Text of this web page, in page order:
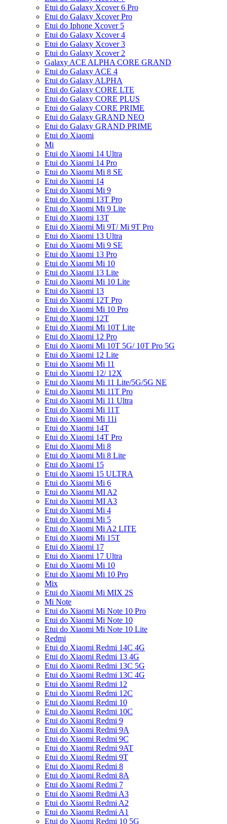
Etui do Galaxy Xcover 6 Pro
Etui do Galaxy Xcover Pro
Etui do Iphone Xcover 5
Etui do Galaxy Xcover 4
Etui do Galaxy Xcover 3
Etui do Galaxy Xcover 2
Galaxy ACE ALPHA CORE GRAND
Etui do Galaxy ACE 4
Etui do Galaxy ALPHA
Etui do Galaxy CORE LTE
Etui do Galaxy CORE PLUS
Etui do Galaxy CORE PRIME
Etui do Galaxy GRAND NEO
Etui do Galaxy GRAND PRIME
Etui do Xiaomi
Mi
Etui do Xiaomi 14 Ultra
Etui do Xiaomi 14 Pro
Etui do Xiaomi Mi 8 SE
Etui do Xiaomi 14
Etui do Xiaomi Mi 9
Etui do Xiaomi 13T Pro
Etui do Xiaomi Mi 9 Lite
Etui do Xiaomi 13T
Etui do Xiaomi Mi 9T/ Mi 9T Pro
Etui do Xiaomi 13 Ultra
Etui do Xiaomi Mi 9 SE
Etui do Xiaomi 13 Pro
Etui do Xiaomi Mi 10
Etui do Xiaomi 13 Lite
Etui do Xiaomi Mi 10 Lite
Etui do Xiaomi 13
Etui do Xiaomi 12T Pro
Etui do Xiaomi Mi 10 Pro
Etui do Xiaomi 12T
Etui do Xiaomi Mi 10T Lite
Etui do Xiaomi 12 Pro
Etui do Xiaomi Mi 10T 5G/ 10T Pro 5G
Etui do Xiaomi 12 Lite
Etui do Xiaomi Mi 11
Etui do Xiaomi 12/ 12X
Etui do Xiaomi Mi 11 Lite/5G/5G NE
Etui do Xiaomi Mi 11T Pro
Etui do Xiaomi Mi 11 Ultra
Etui do Xiaomi Mi 11T
Etui do Xiaomi Mi 11i
Etui do Xiaomi 14T
Etui do Xiaomi 14T Pro
Etui do Xiaomi Mi 8
Etui do Xiaomi Mi 8 Lite
Etui do Xiaomi 15
Etui do Xiaomi 15 ULTRA
Etui do Xiaomi Mi 6
Etui do Xiaomi MI A2
Etui do Xiaomi MI A3
Etui do Xiaomi Mi 4
Etui do Xiaomi Mi 5
Etui do Xiaomi Mi A2 LITE
Etui do Xiaomi Mi 15T
Etui do Xiaomi 17
Etui do Xiaomi 17 Ultra
Etui do Xiaomi Mi 10
Etui do Xiaomi Mi 10 Pro
Mix
Etui do Xiaomi Mi MIX 2S
Mi Note
Etui do Xiaomi Mi Note 10 Pro
Etui do Xiaomi Mi Note 10
Etui do Xiaomi Mi Note 10 Lite
Redmi
Etui do Xiaomi Redmi 14C 4G
Etui do Xiaomi Redmi 13 4G
Etui do Xiaomi Redmi 13C 5G
Etui do Xiaomi Redmi 13C 4G
Etui do Xiaomi Redmi 12
Etui do Xiaomi Redmi 12C
Etui do Xiaomi Redmi 10
Etui do Xiaomi Redmi 10C
Etui do Xiaomi Redmi 9
Etui do Xiaomi Redmi 9A
Etui do Xiaomi Redmi 9C
Etui do Xiaomi Redmi 9AT
Etui do Xiaomi Redmi 9T
Etui do Xiaomi Redmi 8
Etui do Xiaomi Redmi 8A
Etui do Xiaomi Redmi 7
Etui do Xiaomi Redmi A3
Etui do Xiaomi Redmi A2
Etui do Xiaomi Redmi A1
Etui do Xiaomi Redmi 10 5G